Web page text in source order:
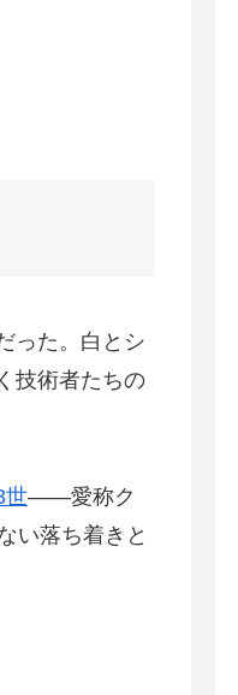
った。白とシ
技術者たちの
世――愛称ク
い落ち着きと